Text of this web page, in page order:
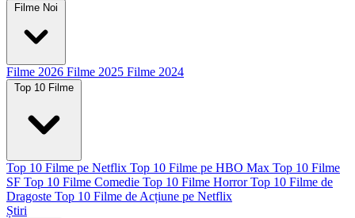
Filme Noi
Filme 2026 Filme 2025 Filme 2024
Top 10 Filme
Top 10 Filme pe Netflix Top 10 Filme pe HBO Max Top 10 Filme
SF Top 10 Filme Comedie Top 10 Filme Horror Top 10 Filme de
Dragoste Top 10 Filme de Acțiune pe Netflix
Știri